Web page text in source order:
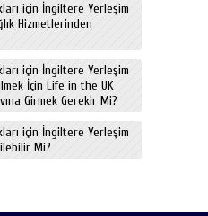
için İngiltere Yerleşim
Hizmetlerinden
için İngiltere Yerleşim
İçin Life in the UK
Girmek Gerekir Mi?
için İngiltere Yerleşim
Mi?